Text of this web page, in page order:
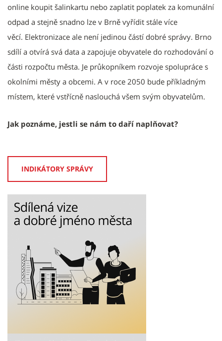
online koupit šalinkartu nebo zaplatit poplatek za komunální
odpad a stejně snadno lze v Brně vyřídit stále více
věcí. Elektronizace ale není jedinou částí dobré správy. Brno
sdílí a otvírá svá data a zapojuje obyvatele do rozhodování o
části rozpočtu města. Je průkopníkem rozvoje spolupráce s
okolními městy a obcemi. A v roce 2050 bude příkladným
místem, které vstřícně naslouchá všem svým obyvatelům.
Jak poznáme, jestli se nám to daří naplňovat?
INDIKÁTORY SPRÁVY